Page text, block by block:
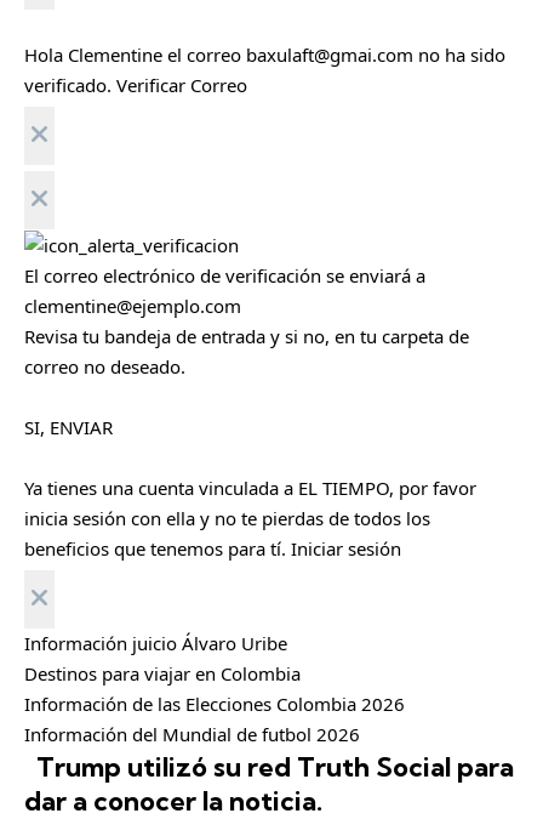
r
r
Hola Clementine el correo baxulaft@gmai.com no ha sido
verificado. Verificar Correo
r
r
r
El correo electrónico de verificación se enviará a
clementine@ejemplo.com
Revisa tu bandeja de entrada y si no, en tu carpeta de
correo no deseado.
SI, ENVIAR
Ya tienes una cuenta vinculada a EL TIEMPO, por favor
inicia sesión con ella y no te pierdas de todos los
beneficios que tenemos para tí. Iniciar sesión
e
r
r
r
Información juicio Álvaro Uribe
Destinos para viajar en Colombia
Información de las Elecciones Colombia 2026
Información del Mundial de futbol 2026
Trump utilizó su red Truth Social para
dar a conocer la noticia.